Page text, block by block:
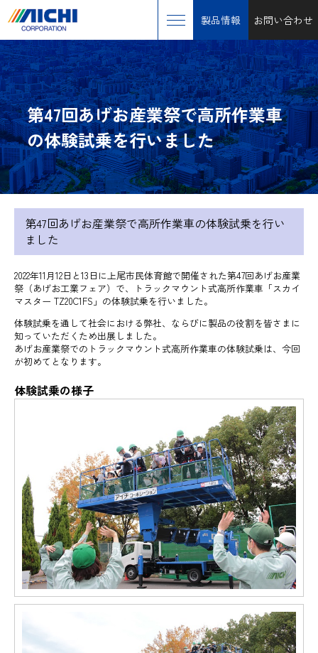
製品情報 お問い合わせ
第47回あげお産業祭で高所作業車
の体験試乗を行いました
第47回あげお産業祭で高所作業車の体験試乗を行い
ました
2022年11月12日と13日に上尾市民体育館で開催された第47回あげお産業
祭（あげお工業フェア）で、トラックマウント式高所作業車「スカイ
マスター TZ20C1FS」の体験試乗を行いました。
体験試乗を通して社会における弊社、ならびに製品の役割を皆さまに
知っていただくため出展しました。
あげお産業祭でのトラックマウント式高所作業車の体験試乗は、今回
が初めてとなります。
体験試乗の様子